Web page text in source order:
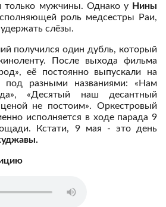
только мужчины. Однако у Нины
роль медсестры Раи,
слёзы.
получился один дубль, который
После выхода фильма
её постоянно выпускали на
под разными названиями: «Нам
«Десятый наш десантный
не постоим». Оркестровый
исполняется в ходе парада 9
Кстати, 9 мая - это день